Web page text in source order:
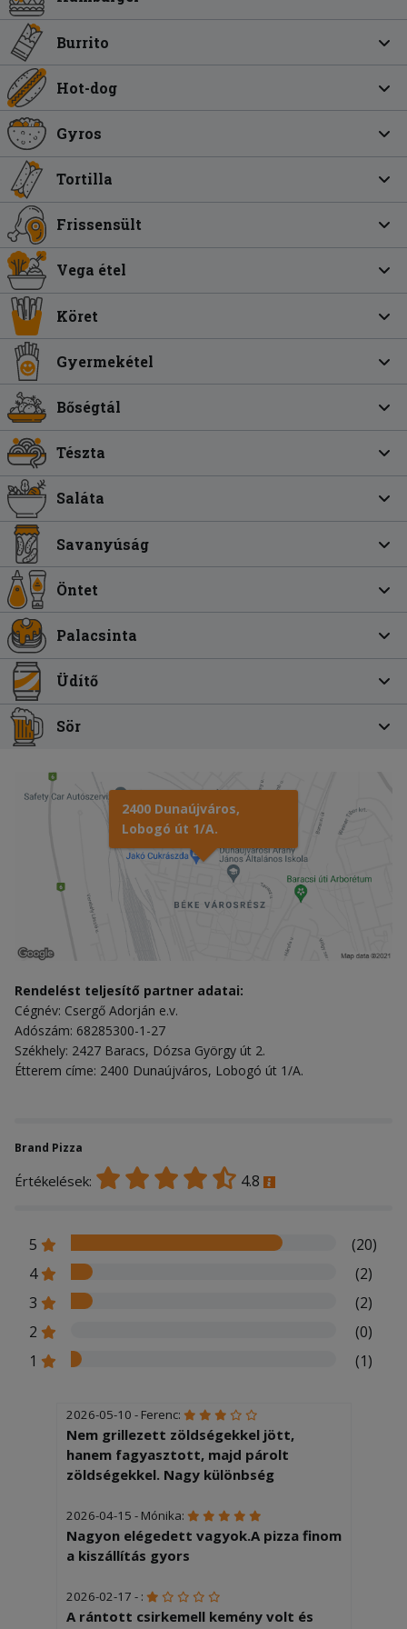
Burrito
Hot-dog
Gyros
Tortilla
Frissensült
Vega étel
Köret
Gyermekétel
Bőségtál
Tészta
Saláta
Savanyúság
Öntet
Palacsinta
Üdítő
Sör
2400 Dunaújváros,
Lobogó út 1/A.
Rendelést teljesítő partner adatai:
Cégnév: Csergő Adorján e.v.
Adószám: 68285300-1-27
Székhely: 2427 Baracs, Dózsa György út 2.
Étterem címe: 2400 Dunaújváros, Lobogó út 1/A.
Brand Pizza
Értékelések: 4.8
5
(20)
4
(2)
3
(2)
2
(0)
1
(1)
2026-05-10 - Ferenc:
Nem grillezett zöldségekkel jött,
hanem fagyasztott, majd párolt
zöldségekkel. Nagy különbség
2026-04-15 - Mónika:
Nagyon elégedett vagyok.A pizza finom
a kiszállítás gyors
2026-02-17 - :
A rántott csirkemell kemény volt és